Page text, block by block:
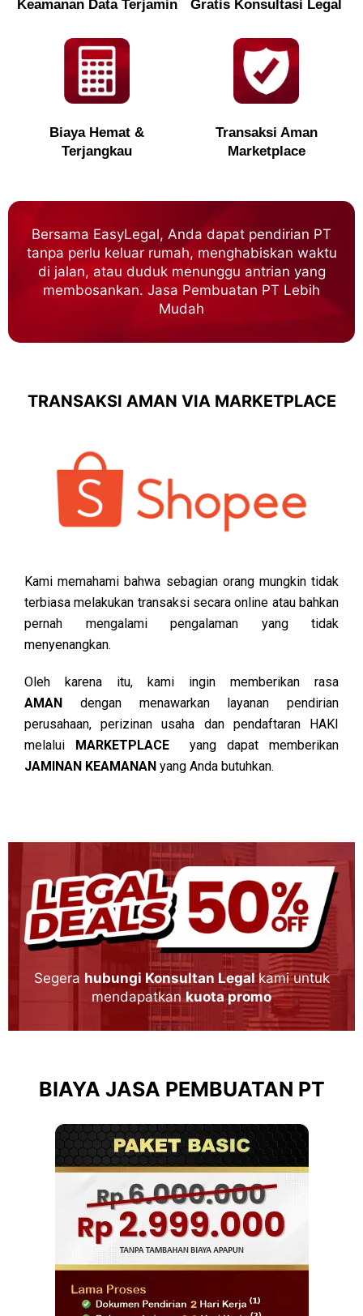
Keamanan Data Terjamin Gratis Konsultasi Legal
Biaya Hemat &
Terjangkau
Transaksi Aman
Marketplace
Bersama EasyLegal, Anda dapat pendirian PT
tanpa perlu keluar rumah, menghabiskan waktu
di jalan, atau duduk menunggu antrian yang
membosankan. Jasa Pembuatan PT Lebih
Mudah
TRANSAKSI AMAN VIA MARKETPLACE
Kami memahami bahwa sebagian orang mungkin tidak
terbiasa melakukan transaksi secara online atau bahkan
pernah mengalami pengalaman yang tidak
menyenangkan.
Oleh karena itu, kami ingin memberikan rasa
AMAN dengan menawarkan layanan pendirian
perusahaan, perizinan usaha dan pendaftaran HAKI
melalui MARKETPLACEyang dapat memberikan
JAMINAN KEAMANAN yang Anda butuhkan.
Segera hubungi Konsultan Legal kami untuk
mendapatkankuota promo
BIAYA JASA PEMBUATAN PT